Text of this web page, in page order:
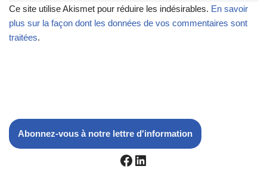
Ce site utilise Akismet pour réduire les indésirables. En savoir
plus sur la façon dont les données de vos commentaires sont
traitées.
Abonnez-vous à notre lettre d'information